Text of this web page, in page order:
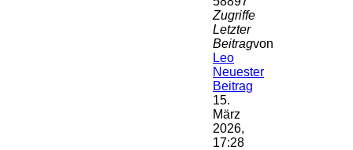
Zugriffe
Letzter
Beitragvon
Leo
Neuester
Beitrag
15.
März
2026,
17:28